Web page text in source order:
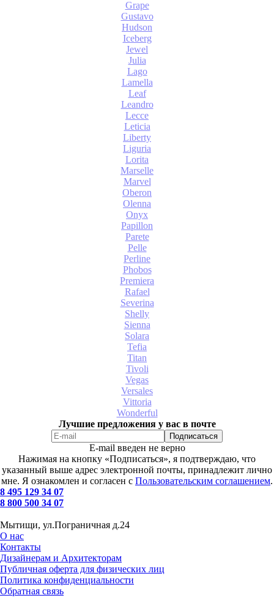
Grape
Gustavo
Hudson
Iceberg
Jewel
Julia
Lago
Lamella
Leaf
Leandro
Lecce
Leticia
Liberty
Liguria
Lorita
Marselle
Marvel
Oberon
Olenna
Onyx
Papillon
Parete
Pelle
Perline
Phobos
Premiera
Rafael
Severina
Shelly
Sienna
Solara
Tefia
Titan
Tivoli
Vegas
Versales
Vittoria
Wonderful
Лучшие предложения у вас в почте
E-mail введен не верно
Нажимая на кнопку «Подписаться», я подтверждаю, что
указанный выше адрес электронной почты, принадлежит лично
мне. Я ознакомлен и согласен с Пользовательским соглашением.
8 495 129 34 07
8 800 500 34 07
Мытищи, ул.Пограничная д.24
О нас
Контакты
Дизайнерам и Архитекторам
Публичная оферта для физических лиц
Политика конфиденциальности
Обратная связь